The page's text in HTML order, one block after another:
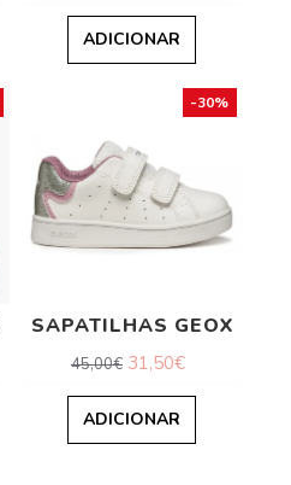
ADICIONAR
-30%
SAPATILHAS GEOX
45,00€ 31,50€
ADICIONAR